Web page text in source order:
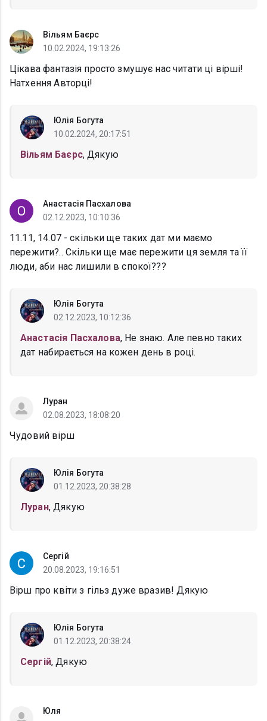
Вільям Баєрс
10.02.2024, 19:13:26
Цікава фантазія просто змушує нас читати ці вірші!
Натхення Авторці!
Юлія Богута
10.02.2024, 20:17:51
Вільям Баєрс, Дякую
Анастасія Пасхалова
02.12.2023, 10:10:36
11.11, 14.07 - скільки ще таких дат ми маємо
пережити?.. Скільки ще має пережити ця земля та її
люди, аби нас лишили в спокої???
Юлія Богута
02.12.2023, 10:12:36
Анастасія Пасхалова, Не знаю. Але певно таких
дат набирається на кожен день в році.
Луран
02.08.2023, 18:08:20
Чудовий вірш
Юлія Богута
01.12.2023, 20:38:28
Луран, Дякую
Сергій
20.08.2023, 19:16:51
Вірш про квіти з гільз дуже вразив! Дякую
Юлія Богута
01.12.2023, 20:38:24
Сергій, Дякую
Юля